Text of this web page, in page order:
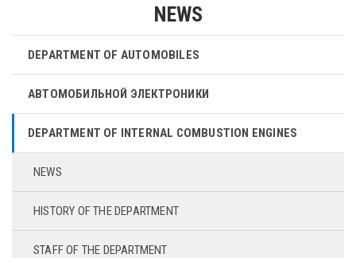
NEWS
DEPARTMENT OF AUTOMOBILES
АВТОМОБИЛЬНОЙ ЭЛЕКТРОНИКИ
DEPARTMENT OF INTERNAL COMBUSTION ENGINES
NEWS
HISTORY OF THE DEPARTMENT
STAFF OF THE DEPARTMENT